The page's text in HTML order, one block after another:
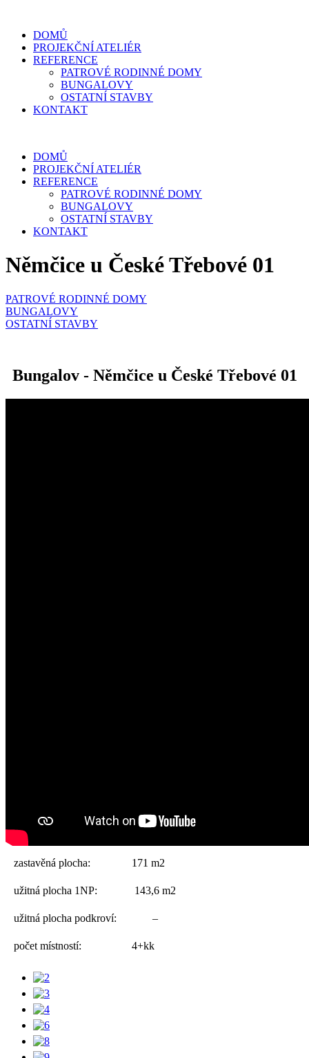
DOMŮ
PROJEKČNÍ ATELIÉR
REFERENCE
PATROVÉ RODINNÉ DOMY
BUNGALOVY
OSTATNÍ STAVBY
KONTAKT
DOMŮ
PROJEKČNÍ ATELIÉR
REFERENCE
PATROVÉ RODINNÉ DOMY
BUNGALOVY
OSTATNÍ STAVBY
KONTAKT
Němčice u České Třebové 01
PATROVÉ RODINNÉ DOMY
BUNGALOVY
OSTATNÍ STAVBY
Bungalov - Němčice u České Třebové 01
zastavěná plocha: 171 m2
užitná plocha 1NP: 143,6 m2
užitná plocha podkroví: –
počet místností: 4+kk